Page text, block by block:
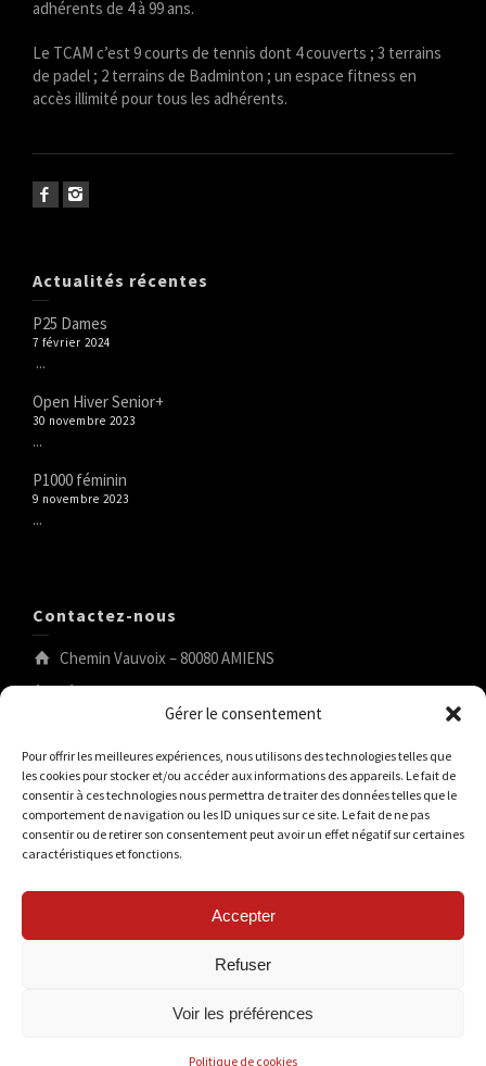
Gérer le consentement
Pour offrir les meilleures expériences, nous utilisons des technologies telles que
les cookies pour stocker et/ou accéder aux informations des appareils. Le fait de
consentir à ces technologies nous permettra de traiter des données telles que le
comportement de navigation ou les ID uniques sur ce site. Le fait de ne pas
consentir ou de retirer son consentement peut avoir un effet négatif sur certaines
caractéristiques et fonctions.
Accepter
Refuser
Voir les préférences
Politique de cookies
adhérents de 4 à 99 ans.
Le TCAM c’est 9 courts de tennis dont 4 couverts ; 3 terrains
de padel ; 2 terrains de Badminton ; un espace fitness en
accès illimité pour tous les adhérents.
Actualités récentes
P25 Dames
7 février 2024
...
Open Hiver Senior+
30 novembre 2023
...
P1000 féminin
9 novembre 2023
...
Contactez-nous
Chemin Vauvoix – 80080 AMIENS
tél.:03.22.44.53.04
Rechercher
© 2026 TCAM Tennis Club Amiens Métropole